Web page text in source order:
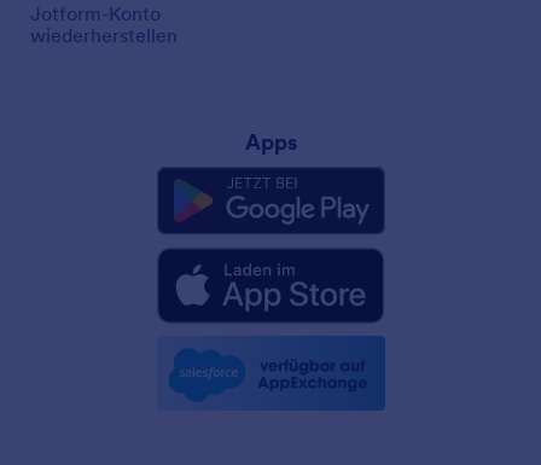
Jotform-Konto
wiederherstellen
Apps